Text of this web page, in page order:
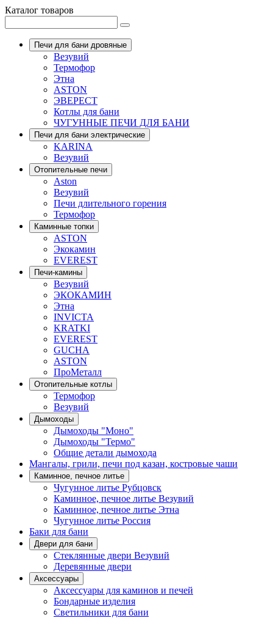
Каталог товаров
Печи для бани дровяные
Везувий
Термофор
Этна
ASTON
ЭВЕРЕСТ
Котлы для бани
ЧУГУННЫЕ ПЕЧИ ДЛЯ БАНИ
Печи для бани электрические
KARINA
Везувий
Отопительные печи
Aston
Везувий
Печи длительного горения
Термофор
Каминные топки
ASTON
Экокамин
EVEREST
Печи-камины
Везувий
ЭКОКАМИН
Этна
INVICTA
KRATKI
EVEREST
GUCHA
ASTON
ПроМеталл
Отопительные котлы
Термофор
Везувий
Дымоходы
Дымоходы "Моно"
Дымоходы "Термо"
Общие детали дымохода
Мангалы, грили, печи под казан, костровые чаши
Каминное, печное литье
Чугунное литье Рубцовск
Каминное, печное литье Везувий
Каминное, печное литье Этна
Чугунное литье Россия
Баки для бани
Двери для бани
Стеклянные двери Везувий
Деревянные двери
Аксессуары
Аксессуары для каминов и печей
Бондарные изделия
Светильники для бани